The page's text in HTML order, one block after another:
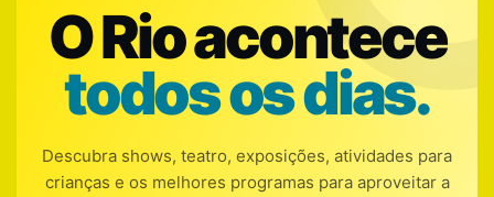
O Rio acontece
todos os dias.
Descubra shows, teatro, exposições, atividades para
crianças e os melhores programas para aproveitar a